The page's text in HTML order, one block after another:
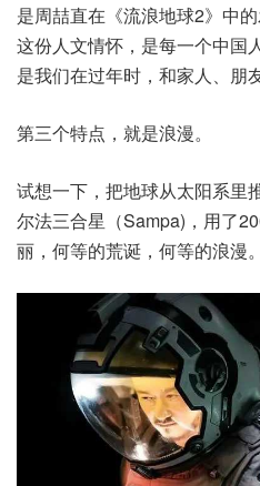
是周喆直在《流浪地球2》中
这份人文情怀，是每一个中国
是我们在过年时，和家人、朋
第三个特点，就是浪漫。
试想一下，把地球从太阳系里
尔法三合星（Sampa)，用了
丽，何等的荒诞，何等的浪漫。